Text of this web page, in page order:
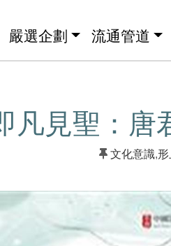
嚴選企劃 流通管道
凡見聖：唐
文化意識,形